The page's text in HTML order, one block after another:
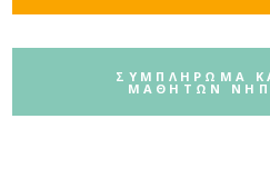
ΣΥΜΠΛΗΡΩΜΑ
ΜΑΘΗΤΩΝ